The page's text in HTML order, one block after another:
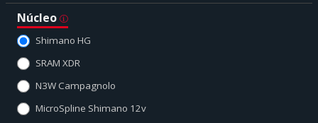
Núcleo
Shimano HG
SRAM XDR
N3W Campagnolo
MicroSpline Shimano 12v